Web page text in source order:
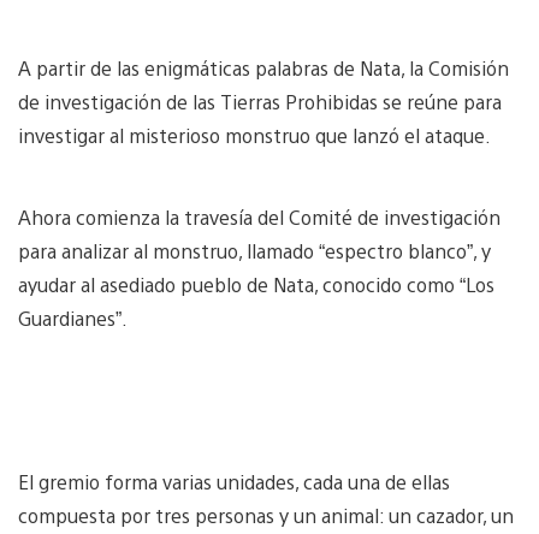
A partir de las enigmáticas palabras de Nata, la Comisión
de investigación de las Tierras Prohibidas se reúne para
investigar al misterioso monstruo que lanzó el ataque.
Ahora comienza la travesía del Comité de investigación
para analizar al monstruo, llamado “espectro blanco”, y
ayudar al asediado pueblo de Nata, conocido como “Los
Guardianes”.
El gremio forma varias unidades, cada una de ellas
compuesta por tres personas y un animal: un cazador, un